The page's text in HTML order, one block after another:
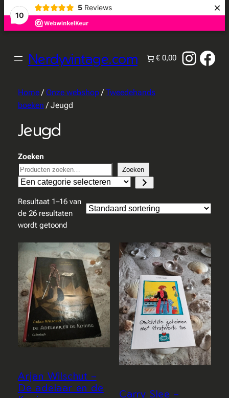
10
5 Reviews ×
Nerdyvintage.com € 0,00
Home/ Onze webshop/ Tweedehands
boeken / Jeugd
Jeugd
Zoeken
Zoeken
Een
selecteren
Resultaat 1–16 van
de 26 resultaten
wordt getoond
Arjan Wilschut –
De adelaar en de
Carry Slee –